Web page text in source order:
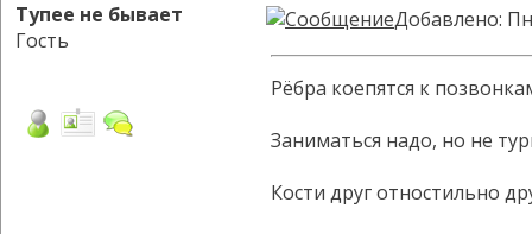
Тупее не бывает
Гость
Добавлено:
Рёбра коепятся к
Заниматься надо, но не
Кости друг отностильно